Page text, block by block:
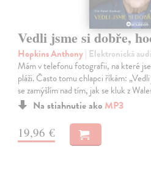
Vedli jsme si dobře,
Hopkins Anthony| Elektronická
Mám v telefonu fotografii, na které
pláži. Často tomu chlapci říkám:
se zamýšlím nad tím, jak se kluk z
Na stiahnutie ako MP3
19,96 €